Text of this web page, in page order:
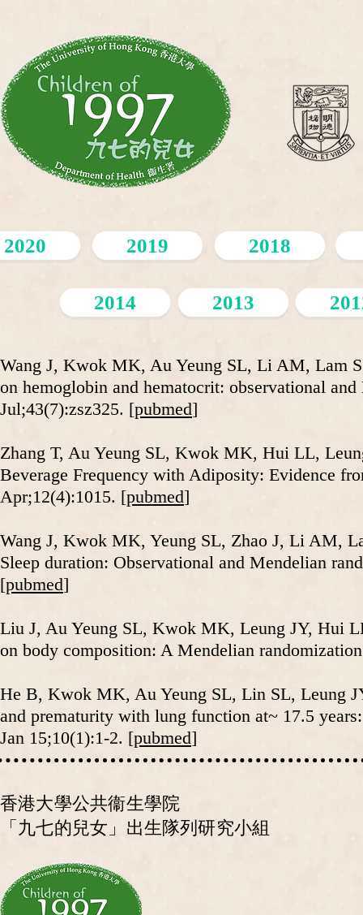
2020 2019 2018
2014 2013
Wang J, Kwok MK, Au Yeung SL, Li AM, Lam
on hemoglobin and hematocrit: observational
Jul;43(7):zsz325. [pubmed]
Zhang T, Au Yeung SL, Kwok MK, Hui LL,
Beverage Frequency with Adiposity: Evidence
Apr;12(4):1015. [pubmed]
Wang J, Kwok MK, Yeung SL, Zhao J, Li AM,
Sleep duration: Observational and Mendelian
[pubmed]
Liu J, Au Yeung SL, Kwok MK, Leung JY, Hui
on body composition: A Mendelian
He B, Kwok MK, Au Yeung SL, Lin SL, Leung
and prematurity with lung function at~ 17.5
Jan 15;10(1):1-2. [pubmed]
香港大學公共衞生學院
「九七的兒女」出生隊列研究小組